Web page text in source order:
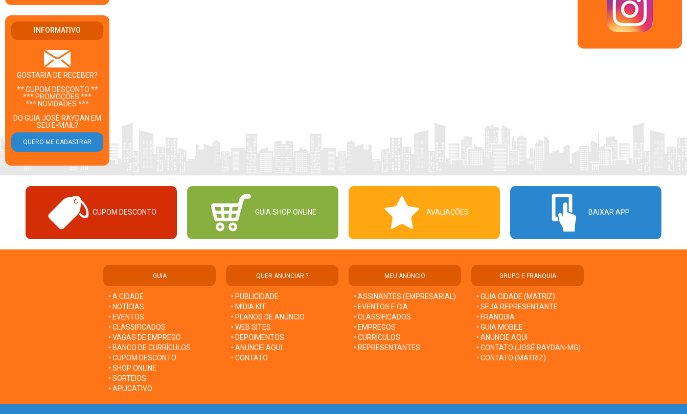
INFORMATIVO
GOSTARIA DE RECEBER?
** CUPOM DESCONTO **
*** PROMOÇÕES ***
*** NOVIDADES ***
DO GUIA JOSÉ RAYDAN EM
SEU E-MAIL?
CUPOM DESCONTO GUIA SHOP ONLINE AVALIAÇÕES BAIXAR APP
GUIA
• A CIDADE
• NOTÍCIAS
• EVENTOS
• CLASSIFICADOS
• VAGAS DE EMPREGO
• BANCO DE CURRÍCULOS
• CUPOM DESCONTO
• SHOP ONLINE
• SORTEIOS
• APLICATIVO
QUER ANUNCIAR ?
• PUBLICIDADE
• MÍDIA KIT
• PLANOS DE ANÚNCIO
• WEB SITES
• DEPOIMENTOS
• ANUNCIE AQUI
• CONTATO
MEU ANÚNCIO
• ASSINANTES (EMPRESARIAL)
• EVENTOS E CIA
• CLASSIFICADOS
• EMPREGOS
• CURRÍCULOS
• REPRESENTANTES
GRUPO E FRANQUIA
• GUIA CIDADE (MATRIZ)
• SEJA REPRESENTANTE
• FRANQUIA
• GUIA MOBILE
• ANUNCIE AQUI
• CONTATO (JOSÉ RAYDAN-MG)
• CONTATO (MATRIZ)